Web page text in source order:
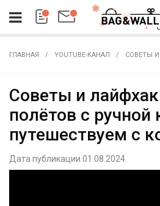
ГЛАВНАЯ YOUTUBE-КАНАЛ СОВЕТЫ
Советы и
полётов с
путешествуем с
Дата публикации 01.08.2024.